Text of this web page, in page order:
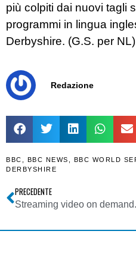
più colpiti dai nuovi tagli
programmi in lingua
Derbyshire. (G.S. per NL)
Redazione
BBC BBC NEWS BBC WORLD
DERBYSHIRE
PRECEDENTE